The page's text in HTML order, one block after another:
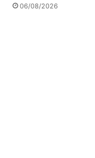
06/08/2026